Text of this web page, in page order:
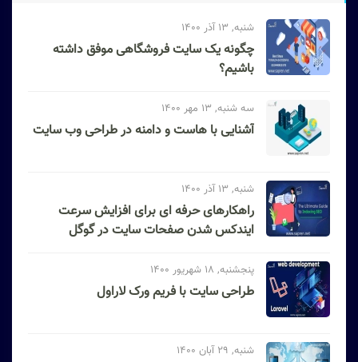
شنبه, 13 آذر 1400
چگونه یک سایت فروشگاهی موفق داشته
باشیم؟
سه شنبه, 13 مهر 1400
آشنایی با هاست و دامنه در طراحی وب سایت
شنبه, 13 آذر 1400
راهکارهای حرفه ای برای افزایش سرعت
ایندکس شدن صفحات سایت در گوگل
پنجشنبه, 18 شهریور 1400
طراحی سایت با فریم ورک لاراول
شنبه, 29 آبان 1400